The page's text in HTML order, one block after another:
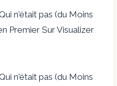
n'était pas (du Moins
Premier Sur Visualizer
n'était pas (du Moins